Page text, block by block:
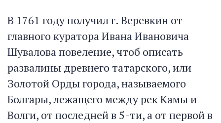
В 1761 году получил г. Веревкин от
главного куратора Ивана Ивановича
Шувалова повеление, чтоб описать
развалины древнего татарского, или
Золотой Орды города, называемого
Болгары, лежащего между рек Камы и
Волги, от последней в 5-ти, а от первой в